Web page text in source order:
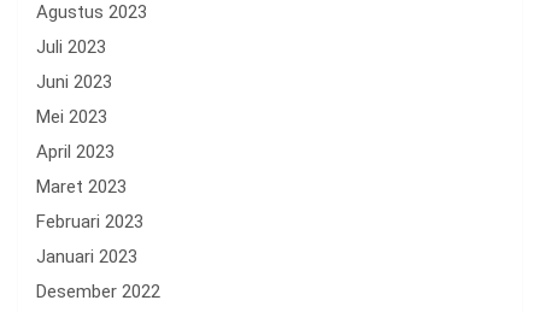
Agustus 2023
Juli 2023
Juni 2023
Mei 2023
April 2023
Maret 2023
Februari 2023
Januari 2023
Desember 2022